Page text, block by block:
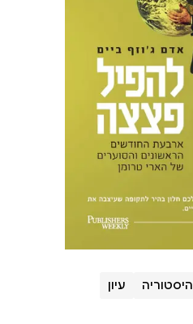
היסטוריה עיון